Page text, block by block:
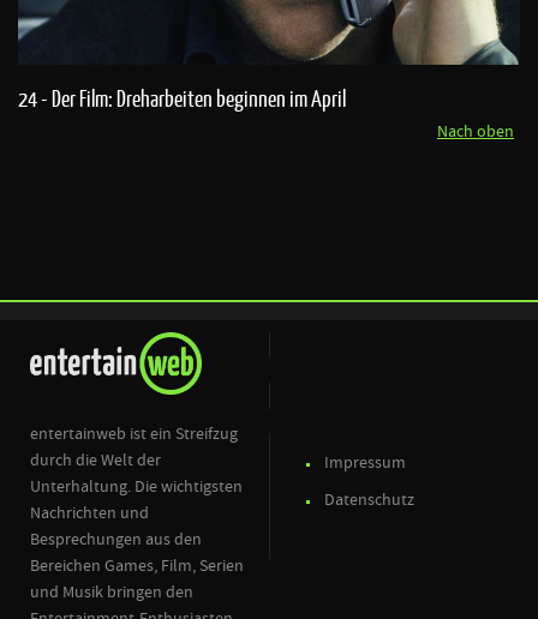
24 - Der Film: Dreharbeiten beginnen im April
Nach oben
entertainweb ist ein Streifzug
durch die Welt der
Unterhaltung. Die wichtigsten
Nachrichten und
Besprechungen aus den
Bereichen Games, Film, Serien
und Musik bringen den
Impressum
Datenschutz